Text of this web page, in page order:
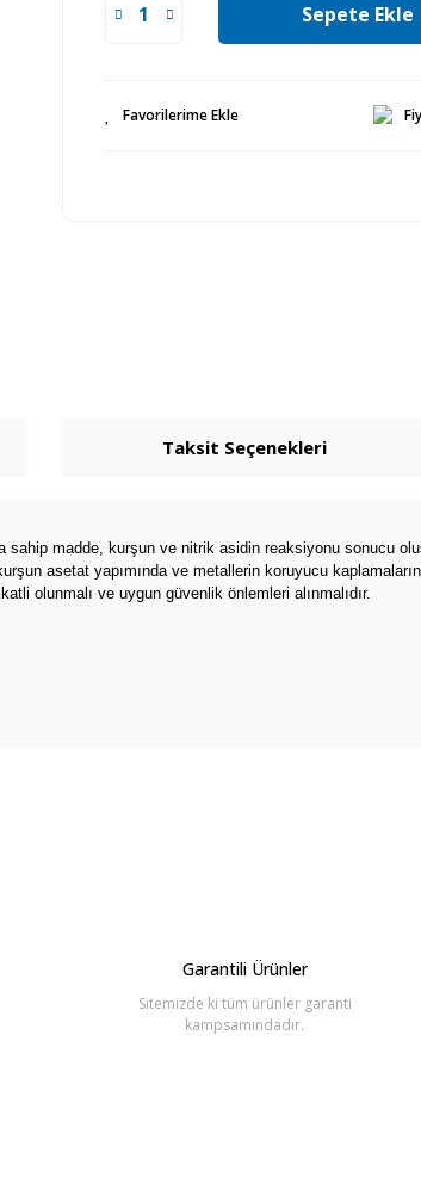
Sepete Ekle
Taksit Seçenekleri
madde, kurşun ve nitrik asidin reaksiyonu sonucu
asetat yapımında ve metallerin koruyucu
olunmalı ve uygun güvenlik önlemleri alınmalıdır.
Garantili Ürünler
Sitemizde ki tüm ürünler garanti
kampsamındadır.